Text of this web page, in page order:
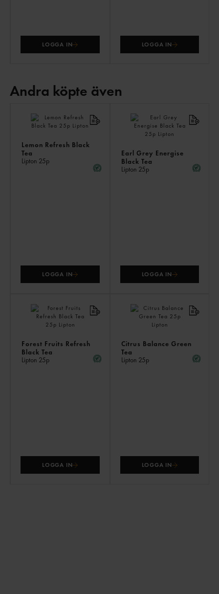
LOGGA IN LOGGA IN
Andra köpte även
Lemon Refresh Black
Tea
Lipton 25p
LOGGA IN
Earl Grey Energise
Black Tea
Lipton 25p
LOGGA IN
Forest Fruits Refresh
Black Tea
Lipton 25p
LOGGA IN
Citrus Balance Green
Tea
Lipton 25p
LOGGA IN